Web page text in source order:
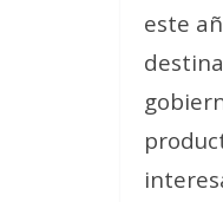
este